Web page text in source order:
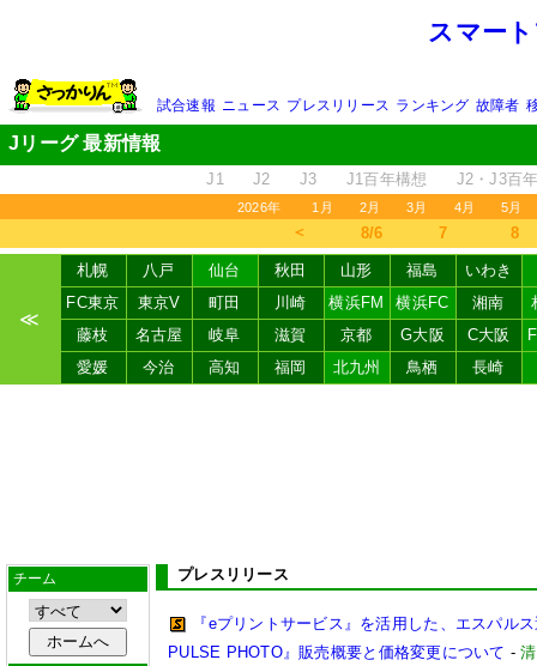
スマー
試合速報 ニュース プレスリリース ランキング 故障者
Jリーグ 最新情報
J1 J2 J3 J1百年構想 J2・J3百
2026年 1月 2月 3月 4月 5月
＜ 8/6 7 8
≪
札幌 八戸 仙台 秋田 山形 福島
いわき
FC東京
東京V 町田 川崎 横浜FM 横浜FC 湘南
藤枝
名古屋 岐阜 滋賀 京都 G大阪 C大阪
愛媛
今治 高知 福岡 北九州 鳥栖 長崎
チーム プレスリリース
『eプリントサービス』を活用した、エスパル
PULSE PHOTO』販売概要と価格変更について -